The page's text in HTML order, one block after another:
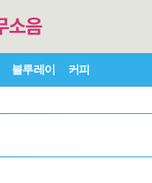
블루레이 커피